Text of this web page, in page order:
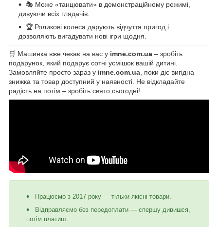
🎭 Може «танцювати» в демонстраційному режимі,
дивуючи всіх глядачів.
🏆 Роликові колеса дарують відчуття пригод і
дозволяють вигадувати нові ігри щодня.
🛒 Машинка вже чекає на вас у imne.com.ua – зробіть
подарунок, який подарує сотні усмішок вашій дитині.
Замовляйте просто зараз у imne.com.ua, поки діє вигідна
знижка та товар доступний у наявності. Не відкладайте
радість на потім – зробіть свято сьогодні!
Працюємо з 2017 року — тільки якісні товари.
Відправляємо без передоплати — спершу дивишся,
потім платиш.